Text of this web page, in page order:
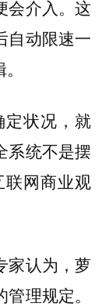
会介入。这
自动限速一
定状况，就
系统不是摆
联网商业观
家认为，萝
理规定。